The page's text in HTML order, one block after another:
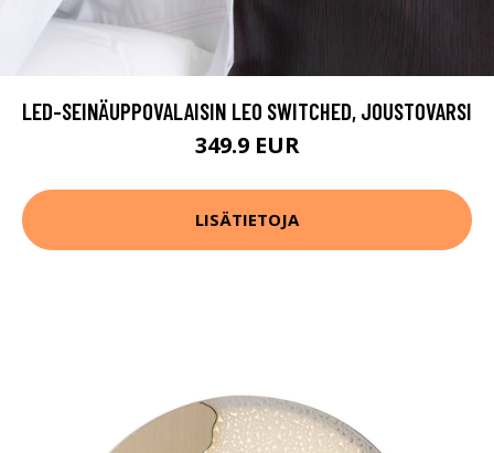
LED-SEINÄUPPOVALAISIN LEO SWITCHED, JOUSTOVARSI
349.9 EUR
LISÄTIETOJA